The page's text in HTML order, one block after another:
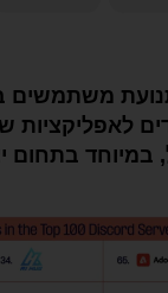
במיוחד בתחום